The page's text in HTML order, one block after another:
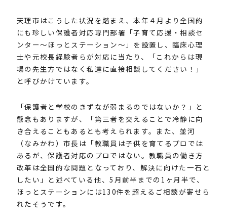
天理市はこうした状況を踏まえ、本年４月より全国的
にも珍しい保護者対応専門部署「子育て応援・相談セ
ンター～ほっとステーション～」を設置し、臨床心理
士や元校長経験者らが対応に当たり、「これからは現
場の先生方ではなく私達に直接相談してください！」
と呼びかけています。
「保護者と学校のきずなが弱まるのではないか？」と
懸念もありますが、「第三者を交えることで冷静に向
き合えることもあるとも考えられます。また、並河
（なみかわ）市長は「教職員は子供を育てるプロでは
あるが、保護者対応のプロではない。教職員の働き方
改革は全国的な問題となっており、解決に向けた一石と
したい」と述べている他、5月前半までの1ヶ月半で、
ほっとステーションには130件を超えるご相談が寄せら
れたそうです。